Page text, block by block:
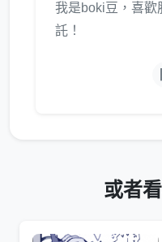
我是boki豆，喜歡
託！
或者